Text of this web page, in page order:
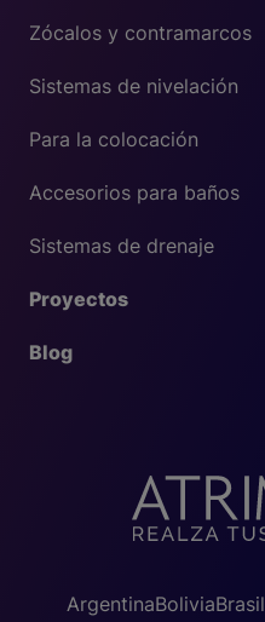
Zócalos y contramarcos
Sistemas de nivelación
Para la colocación
Accesorios para baños
Sistemas de drenaje
Proyectos
Blog
ArgentinaBoliviaBrasil